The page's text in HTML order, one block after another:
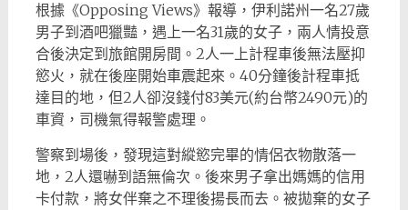
根據《Opposing Views》報導，伊利諾州一名27歲
男子到酒吧獵豔，遇上一名31歲的女子，兩人情投意
合後決定到旅館開房間。2人一上計程車後無法壓抑
慾火，就在後座開始車震起來。40分鐘後計程車抵
達目的地，但2人卻沒錢付83美元(約台幣2490元)的
車資，司機氣得報警處理。
警察到場後，發現這對縱慾完畢的情侶衣物散落一
地，2人還嚇到語無倫次。後來男子拿出媽媽的信用
卡付款，將女伴棄之不理後揚長而去。被拋棄的女子